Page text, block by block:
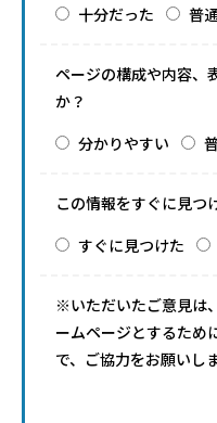
十分だった
普
ページの構成や内容、
か？
分かりやすい
この情報をすぐに見つ
すぐに見つけた
※いただいたご意見は
ームページとするため
で、ご協力をお願いしま